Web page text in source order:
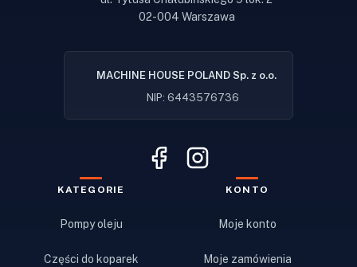
02-004 Warszawa
MACHINE HOUSE POLAND Sp. z o.o.
NIP: 6443576736
KATEGORIE
Pompy oleju
Części do koparek
KONTO
Moje konto
Moje zamówienia